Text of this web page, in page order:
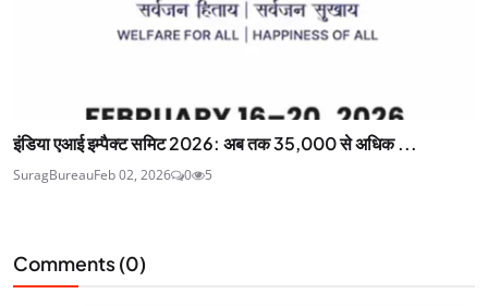
इंडिया एआई इम्पैक्ट समिट 2026: अब तक 35,000 से अधिक ...
SuragBureauFeb 02, 2026 0 5
Comments (0)